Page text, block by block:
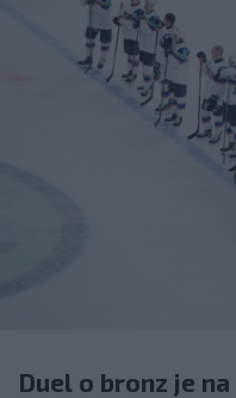
Duel o bronz je